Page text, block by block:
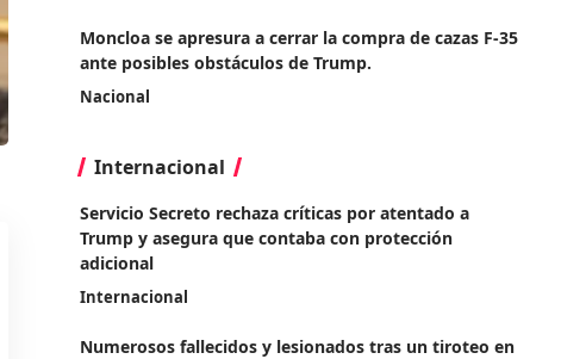
Moncloa se apresura a cerrar la compra de cazas F-35
ante posibles obstáculos de Trump.
Nacional
Internacional
Servicio Secreto rechaza críticas por atentado a
Trump y asegura que contaba con protección
adicional
Internacional
Numerosos fallecidos y lesionados tras un tiroteo en